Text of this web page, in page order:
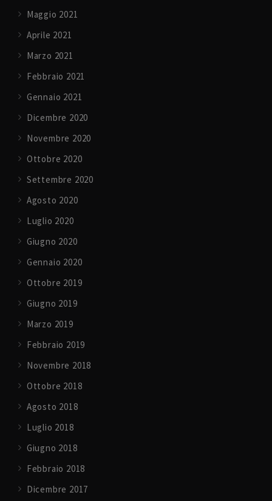
Maggio 2021
Aprile 2021
Marzo 2021
Febbraio 2021
Gennaio 2021
Dicembre 2020
Novembre 2020
Ottobre 2020
Settembre 2020
Agosto 2020
Luglio 2020
Giugno 2020
Gennaio 2020
Ottobre 2019
Giugno 2019
Marzo 2019
Febbraio 2019
Novembre 2018
Ottobre 2018
Agosto 2018
Luglio 2018
Giugno 2018
Febbraio 2018
Dicembre 2017